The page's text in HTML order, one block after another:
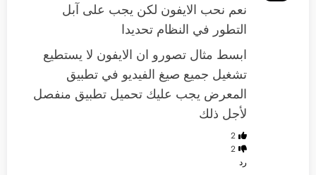
نعم نحب الايفون لكن يجب على آبل
التطور في النظام تحديدا
ابسط مثال تصورو ان الايفون لا يستطيع
تشغيل جميع صيغ الفيديو في تطبيق
المعرض يجب عليك تحميل تطبيق منفصل
لأجل ذلك
2
2
رد